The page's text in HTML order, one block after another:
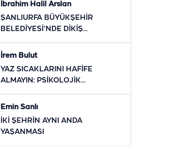
İbrahim Halil Arslan
ŞANLIURFA BÜYÜKŞEHİR
BELEDİYESİ’NDE DİKİŞ
İrem Bulut
YAZ SICAKLARINI HAFİFE
ALMAYIN: PSİKOLOJİK
Emin Sanlı
İKİ ŞEHRİN AYNI ANDA
YAŞANMASI